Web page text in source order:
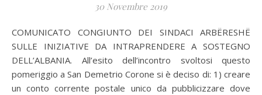
30 Novembre 2019
COMUNICATO CONGIUNTO DEI SINDACI ARBËRESHË
SULLE INIZIATIVE DA INTRAPRENDERE A SOSTEGNO
DELL’ALBANIA. All’esito dell’incontro svoltosi questo
pomeriggio a San Demetrio Corone si è deciso di: 1) creare
un conto corrente postale unico da pubblicizzare dove